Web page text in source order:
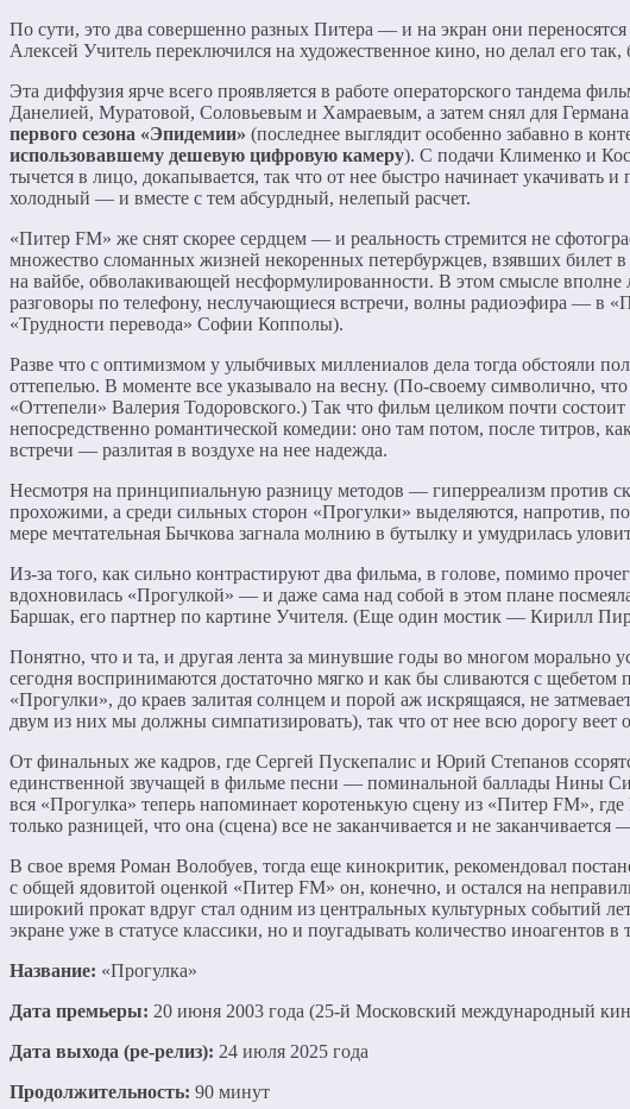
По сути, это два совершенно разных Питера — и на экран они
Алексей Учитель переключился на художественное кино, но делал его так,
Эта диффузия ярче всего проявляется в работе операторского тандема
Данелией, Муратовой, Соловьевым и Хамраевым, а затем снял для
первого сезона «Эпидемии» (последнее выглядит особенно забавно в
использовавшему дешевую цифровую камеру). С подачи Клименко и
тычется в лицо, докапывается, так что от нее быстро начинает
холодный — и вместе с тем абсурдный, нелепый расчет.
«Питер FM» же снят скорее сердцем — и реальность стремится не
множество сломанных жизней некоренных петербуржцев, взявших билет
на вайбе, обволакивающей несформулированности. В этом смысле
разговоры по телефону, неслучающиеся встречи, волны радиоэфира — в
«Трудности перевода» Софии Копполы).
Разве что с оптимизмом у улыбчивых миллениалов дела тогда обстояли
оттепелью. В моменте все указывало на весну. (По-своему символично,
«Оттепели» Валерия Тодоровского.) Так что фильм целиком почти
непосредственно романтической комедии: оно там потом, после титров,
встречи — разлитая в воздухе на нее надежда.
Несмотря на принципиальную разницу методов — гиперреализм против
прохожими, а среди сильных сторон «Прогулки» выделяются, напротив,
мере мечтательная Бычкова загнала молнию в бутылку и умудрилась
Из-за того, как сильно контрастируют два фильма, в голове, помимо
вдохновилась «Прогулкой» — и даже сама над собой в этом плане
Баршак, его партнер по картине Учителя. (Еще один мостик — Кирилл
Понятно, что и та, и другая лента за минувшие годы во многом морально
сегодня воспринимаются достаточно мягко и как бы сливаются с
«Прогулки», до краев залитая солнцем и порой аж искрящаяся, не
двум из них мы должны симпатизировать), так что от нее всю дорогу
От финальных же кадров, где Сергей Пускепалис и Юрий Степанов
единственной звучащей в фильме песни — поминальной баллады Нины
вся «Прогулка» теперь напоминает коротенькую сцену из «Питер FM»,
только разницей, что она (сцена) все не заканчивается и не
В свое время Роман Волобуев, тогда еще кинокритик, рекомендовал
с общей ядовитой оценкой «Питер FM» он, конечно, и остался на
широкий прокат вдруг стал одним из центральных культурных событий
экране уже в статусе классики, но и поугадывать количество иноагентов
Название: «Прогулка»
Дата премьеры: 20 июня 2003 года (25-й Московский международный
Дата выхода (ре-релиз): 24 июля 2025 года
Продолжительность: 90 минут